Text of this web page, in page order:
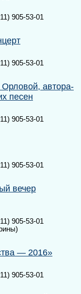
905-53-01
905-53-01
автора-
песен
905-53-01
905-53-01
вечер
905-53-01
— 2016»
905-53-01